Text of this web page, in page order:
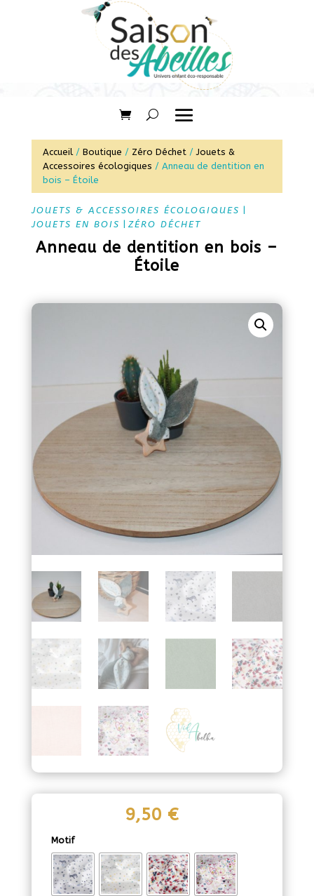
Accueil/ Boutique / Zéro Déchet/Jouets &
Accessoires écologiques / Anneau de dentition en
bois – Étoile
JOUETS & ACCESSOIRES ÉCOLOGIQUES
JOUETS EN BOIS
ZÉRO DÉCHET
Anneau de dentition en bois –
Étoile
9,50 €
Motif